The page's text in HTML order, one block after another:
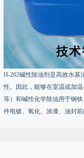
H-202碱性除油剂是高效水基
性。因此，能够在室温或加
等）和碱性化学除油用于钢
件电镀、氧化、涂漆、油封